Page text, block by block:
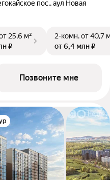
пос., аул Новая
25,6 м²
₽
2-комн.от 40,7
от 6,4 млн ₽
Позвоните мне